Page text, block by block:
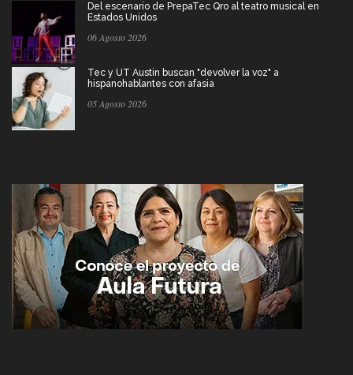
Del escenario de PrepaTec Qro al teatro musical en
Estados Unidos
06 Agosto 2026
Tec y UT Austin buscan "devolver la voz" a
hispanohablantes con afasia
05 Agosto 2026